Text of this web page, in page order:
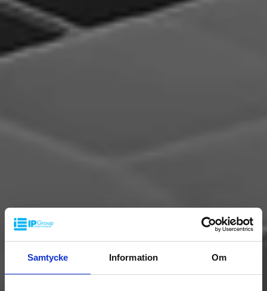
Samtycke Information Om